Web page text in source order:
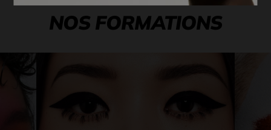
NOS FORMATIONS